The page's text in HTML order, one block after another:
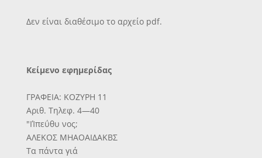
Δεν είναι διαθέσιμο το αρχείο pdf.
Κείμενο εφημερίδας
ΓΡΑΦΕΙΑ: ΚΟΖΥΡΗ 11
Αριθ. Τηλεφ. 4—40
"ΙΊπεΰθυ νος;
ΑΛΕΚΟΣ ΜΗΑΟΑΙΔΑΚΒΣ
Τα πάντα γιά